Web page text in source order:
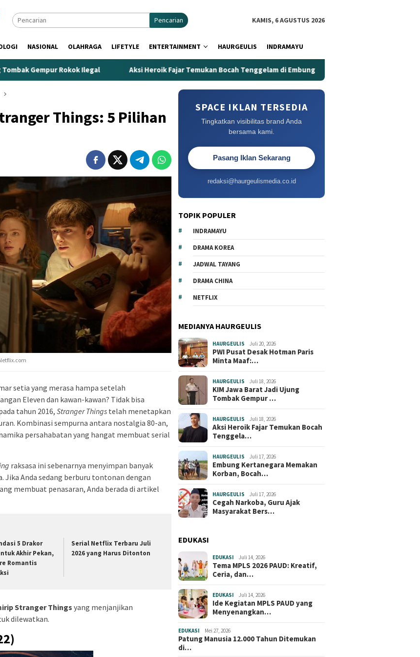
Pencarian KAMIS, 6 AGUSTUS 2026
NASIONAL OLAHRAGA LIFETYLE ENTERTAINMENT HAURGEULIS INDRAMAYU
Ilegal Aksi Heroik Fajar Temukan Bocah Tenggelam di Embung Kertanegara
Things: 5 Pilihan
setia yang merasa hampa setelah
Eleven dan kawan-kawan? Tidak bisa
tahun 2016, Stranger Things telah menetapkan
Kombinasi sempurna antara nostalgia 80-an,
persahabatan yang hangat membuat serial
raksasa ini sebenarnya menyimpan banyak
Jika Anda sedang berburu tontonan dengan
membuat penasaran, Anda berada di artikel
5 Drakor
Akhir Pekan,
Romantis
Serial Netflix Terbaru Juli
2026 yang Harus Ditonton
Stranger Thingsyang menjanjikan
dilewatkan.
SPACE IKLAN TERSEDIA
Tingkatkan visibilitas brand Anda
bersama kami.
Pasang Iklan Sekarang
redaksi@haurgeulismedia.co.id
TOPIK POPULER
INDRAMAYU
DRAMA KOREA
JADWAL TAYANG
DRAMA CHINA
NETFLIX
MEDIANYA HAURGEULIS
HAURGEULIS Juli 20, 2026
PWI Pusat Desak Hotman Paris
Minta Maaf:…
HAURGEULIS Juli 18, 2026
KIM Jawa Barat Jadi Ujung
Tombak Gempur …
HAURGEULIS Juli 18, 2026
Aksi Heroik Fajar Temukan Bocah
Tenggela…
HAURGEULIS Juli 17, 2026
Embung Kertanegara Memakan
Korban, Bocah…
HAURGEULIS Juli 17, 2026
Cegah Narkoba, Guru Ajak
Masyarakat Bers…
EDUKASI
EDUKASI Juli 14, 2026
Tema MPLS 2026 PAUD: Kreatif,
Ceria, dan…
EDUKASI Juli 14, 2026
Ide Kegiatan MPLS PAUD yang
Menyenangkan…
EDUKASI Mei 27, 2026
Patung Manusia 12.000 Tahun Ditemukan
di…